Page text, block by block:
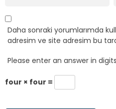
Daha sonraki yorumlarımda
adresim ve site adresim bu
Please enter an answer in
four × four =